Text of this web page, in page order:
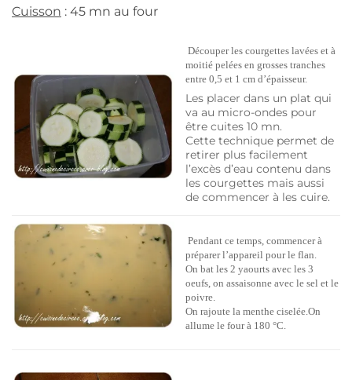
Cuisson : 45 mn au four
Découper les courgettes lavées et à
moitié pelées en grosses tranches
entre 0,5 et 1 cm d’épaisseur.
Les placer dans un plat qui
va au micro-ondes pour
être cuites 10 mn.
Cette technique permet de
retirer plus facilement
l’excès d’eau contenu dans
les courgettes mais aussi
de commencer à les cuire.
Pendant ce temps, commencer à
préparer l’appareil pour le flan.
On bat les 2 yaourts avec les 3
oeufs, on assaisonne avec le sel et le
poivre.
On rajoute la menthe ciselée.On
allume le four à 180 °C.